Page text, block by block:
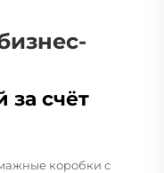
за счёт
коробки с